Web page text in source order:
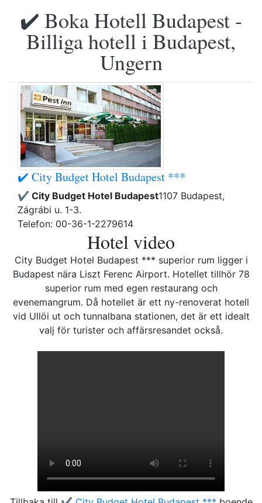
✔️ Boka Hotell Budapest -
Billiga hotell i Budapest,
Ungern
✔️ City Budget Hotel Budapest ***
✔️ City Budget Hotel Budapest1107 Budapest,
Zágrábi u. 1-3.
Telefon: 00-36-1-2279614
Hotel video
City Budget Hotel Budapest *** superior rum ligger i
Budapest nära Liszt Ferenc Airport. Hotellet tillhör 78
superior rum med egen restaurang och
evenemangrum. Då hotellet är ett ny-renoverat hotell
vid Ullöi ut och tunnalbana stationen, det är ett idealt
valj för turister och affärsresandet också.